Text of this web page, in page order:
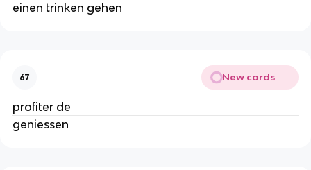
einen trinken gehen
67 New cards
profiter de
geniessen